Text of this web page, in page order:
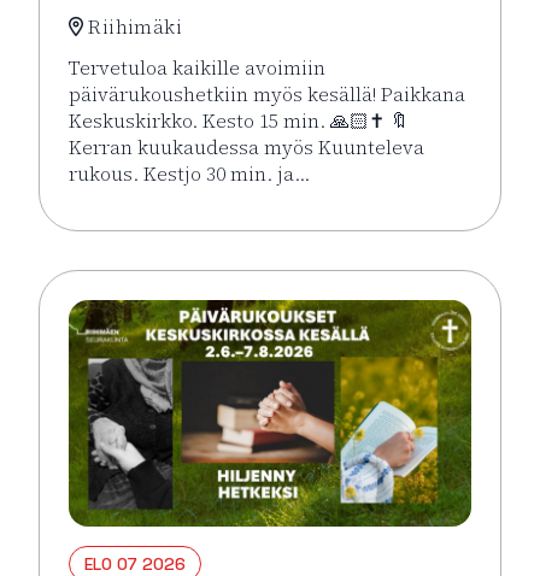
Riihimäki
Tervetuloa kaikille avoimiin
päivärukoushetkiin myös kesällä! Paikkana
Keskuskirkko. Kesto 15 min. 🙏🏻✝️ 🔖
Kerran kuukaudessa myös Kuunteleva
rukous. Kestjo 30 min. ja…
Lue lisää tapahtumasta Kesän rukoushetket
ELO 07 2026